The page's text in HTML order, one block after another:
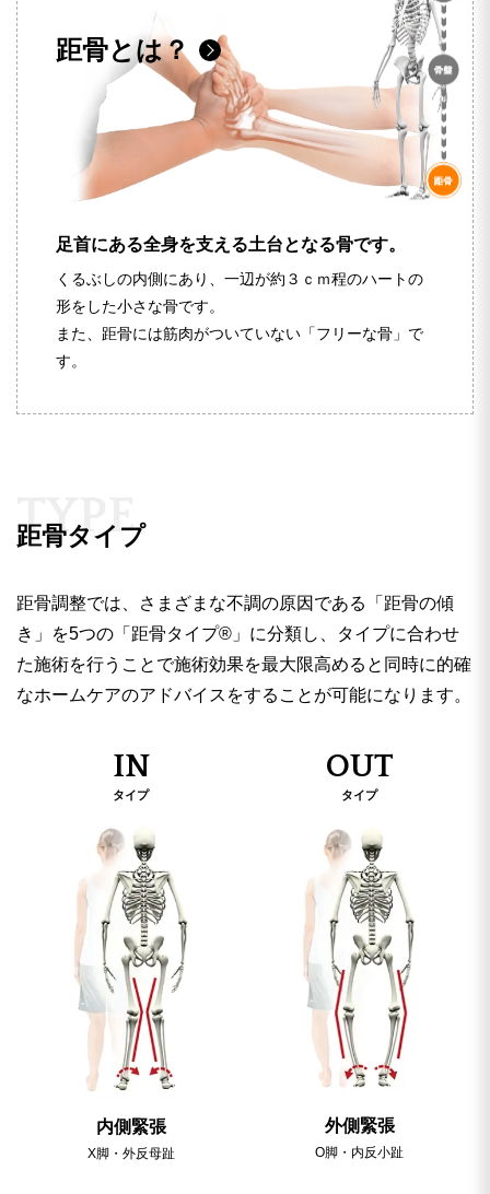
距骨とは？
足首にある全身を支える土台となる骨です。
くるぶしの内側にあり、一辺が約３ｃｍ程のハートの
形をした小さな骨です。
また、距骨には筋肉がついていない「フリーな骨」で
す。
距骨タイプ
TYPE
距骨調整では、さまざまな不調の原因である「距骨の傾
き」を5つの「距骨タイプ®」に分類し、タイプに合わせ
た施術を行うことで施術効果を最大限高めると同時に的確
なホームケアのアドバイスをすることが可能になります。
IN
タイプ
内側緊張
X脚・外反母趾
OUT
タイプ
外側緊張
O脚・内反小趾